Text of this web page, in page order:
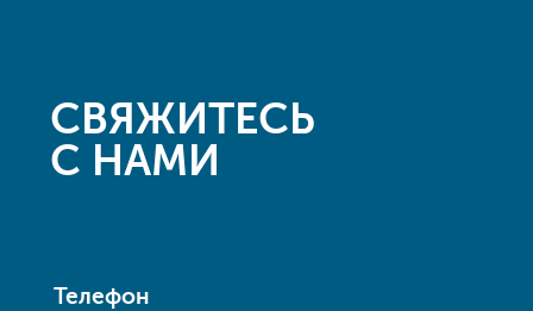
СВЯЖИТЕСЬ
С НАМИ
Телефон